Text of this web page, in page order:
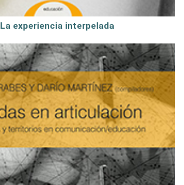
La experiencia interpelada